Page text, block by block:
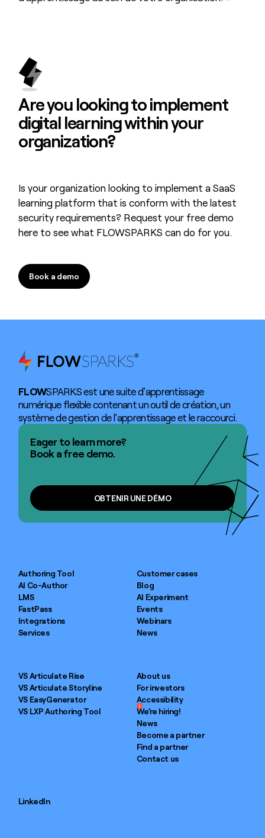
Are you looking toimplement
digital learningwithin your
organization?
Is your organization looking to implement a SaaS
learning platform that is conform with the latest
security requirements? Request your free demo
here to see what FLOWSPARKS can do for you.
Book a demo
Book a demo
FLOWSPARKS est une suite d'apprentissage
numérique flexible contenant un outil de création, un
système de gestion de l'apprentissage et le raccourci.
Eager to learn more?
Book a free demo.
OBTENIR UNE DÉMOOBTENIR UNE DÉMO
Authoring Tool
AI Co-Author
LMS
FastPass
Integrations
Services
Customer cases
Blog
AI Experiment
Events
Webinars
News
VS Articulate Rise
VS Articulate Storyline
VS EasyGenerator
VS LXP Authoring Tool
About us
For investors
Accessibility
We’re hiring!
1
News
Become a partner
Find a partner
Contact us
LinkedIn